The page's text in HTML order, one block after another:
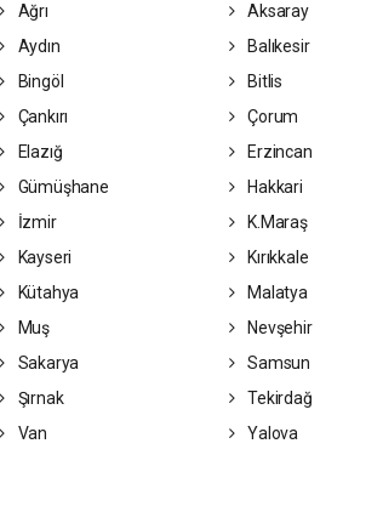
Ağrı Aksaray
Aydın Balıkesir
Bingöl Bitlis
Çankırı Çorum
Elazığ Erzincan
Gümüşhane Hakkari
İzmir K.Maraş
Kayseri Kırıkkale
Kütahya Malatya
Muş Nevşehir
Sakarya Samsun
Şırnak Tekirdağ
Van Yalova